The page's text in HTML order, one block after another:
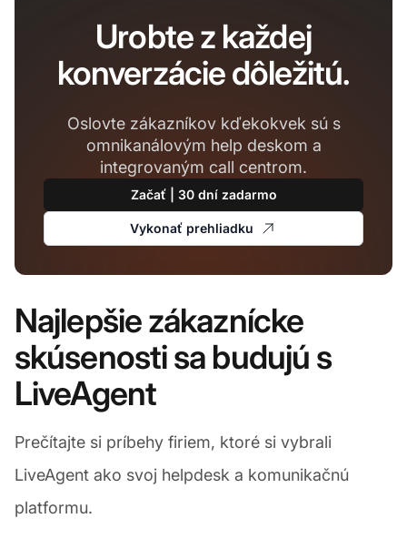
Urobte z každej
konverzácie dôležitú.
Oslovte zákazníkov kďekokvek sú s
omnikanálovým help deskom a
integrovaným call centrom.
Začať | 30 dní zadarmo
Vykonať prehliadku
Najlepšie zákaznícke
skúsenosti sa budujú s
LiveAgent
Prečítajte si príbehy firiem, ktoré si vybrali
LiveAgent ako svoj helpdesk a komunikačnú
platformu.